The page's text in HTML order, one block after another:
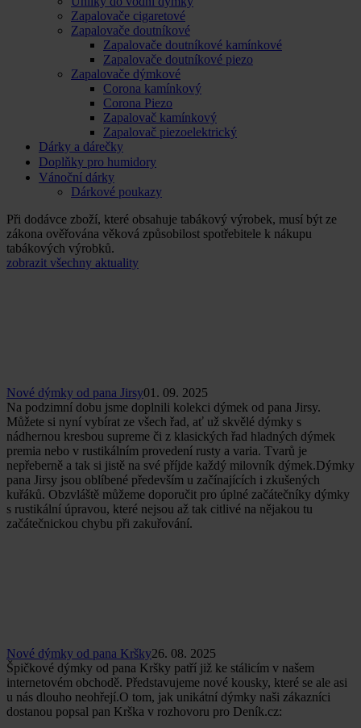
Zapalovače cigaretové
Zapalovače doutníkové
Zapalovače doutníkové kamínkové
Zapalovače doutníkové piezo
Zapalovače dýmkové
Corona kamínkový
Corona Piezo
Zapalovač kamínkový
Zapalovač piezoelektrický
Dárky a dárečky
Doplňky pro humidory
Vánoční dárky
Dárkové poukazy
Při dodávce zboží, které obsahuje tabákový výrobek, musí být ze
zákona ověřována věková způsobilost spotřebitele k nákupu
tabákových výrobků.
zobrazit všechny aktuality
Nové dýmky od pana Jirsy01. 09. 2025
Na podzimní dobu jsme doplnili kolekci dýmek od pana Jirsy.
Můžete si nyní vybírat ze všech řad, ať už skvělé dýmky s
nádhernou kresbou supreme či z klasických řad hladných dýmek
premia nebo v rustikálním provedení rusty a varia. Tvarů je
nepřeberně a tak si jistě na své příjde každý milovník dýmek.Dýmky
pana Jirsy jsou oblíbené především u začínajících i zkušených
kuřáků. Obzvláště můžeme doporučit pro úplné začátečníky dýmky
s rustikální úpravou, které nejsou až tak citlivé na nějakou tu
začátečnickou chybu při zakuřování.
Nové dýmky od pana Kršky26. 08. 2025
Špičkové dýmky od pana Kršky patří již ke stálicím v našem
internetovém obchodě. Představujeme nové kousky, které se ale asi
u nás dlouho neohřejí.O tom, jak unikátní dýmky naši zákazníci
dostanou popsal pan Krška v rozhovoru pro Deník.cz: